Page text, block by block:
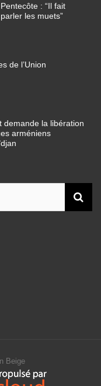
: “Il fait
les muets”
de l’Union
demande la libération
arméniens
Beige